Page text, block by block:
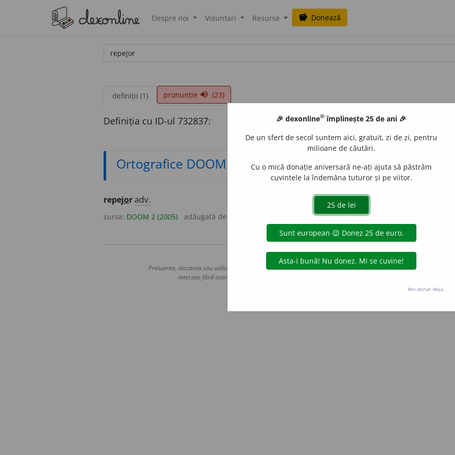
Despre noi Voluntari Resurse savings Donează
definiții (1) pronunție volume_up (23)
Definiția cu ID-ul 732837:
Ortografice DOOM
repejoradv.
sursa: DOOM 2 (2005) adăugată de
Copyright © 2004-2026 dexonline (https://dexonline.ro)
Preluarea, stocarea sau utilizarea datelor de pe acest site, inclusiv prin orice metode de extragere automată
interzise fără acordul nostru prealabil scris, cu excepția seturilor de date oferite oficial spre utilizare
Hosterion
🎉 dexonline® împlinește 25 de ani 🎉
De un sfert de secol suntem aici, gratuit, zi de zi, pentru
milioane de căutări.
Cu o mică donație aniversară ne-ați ajuta să păstrăm
cuvintele la îndemâna tuturor și pe viitor.
Am donat deja.